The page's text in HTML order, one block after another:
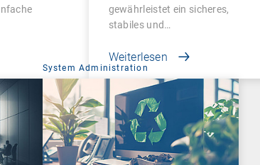
gewährleistet ein sicheres,
stabiles und
in…
Weiterlesen
System Administration